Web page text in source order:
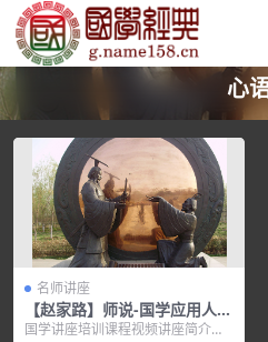
心
名师讲座
【赵家路】师说-国学应用人际
和谐
国学讲座培训课程视频讲座简介：